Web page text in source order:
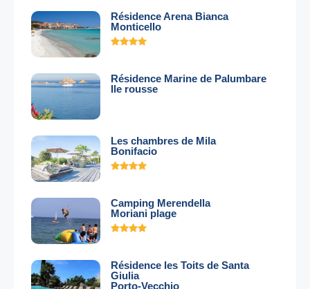
Résidence Arena Bianca
Monticello
Résidence Marine de Palumbare
Ile rousse
Les chambres de Mila
Bonifacio
Camping Merendella
Moriani plage
Résidence les Toits de Santa
Giulia
Porto-Vecchio